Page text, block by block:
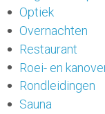
Optiek
Overnachten
Restaurant
Roei- en
Rondleidingen
Sauna